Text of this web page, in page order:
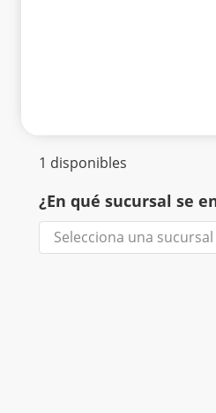
1 disponibles
¿En qué sucursal se